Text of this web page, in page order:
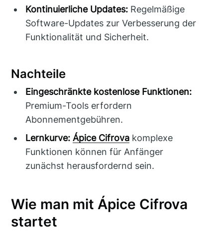
Kontinuierliche Updates: Regelmäßige
Software-Updates zur Verbesserung der
Funktionalität und Sicherheit.
Nachteile
Eingeschränkte kostenlose Funktionen:
Premium-Tools erfordern
Abonnementgebühren.
Lernkurve: Ápice Cifrova komplexe
Funktionen können für Anfänger
zunächst herausfordernd sein.
Wie man mit Ápice Cifrova
startet